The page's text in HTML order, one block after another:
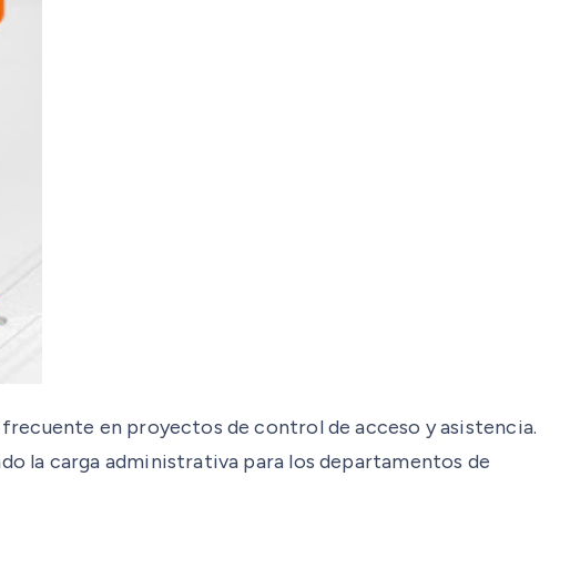
en proyectos de control de acceso y asistencia.
la carga administrativa para los departamentos de